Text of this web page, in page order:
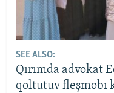
SEE ALSO:
Qırımda advokat
qoltutuv fleşmobı